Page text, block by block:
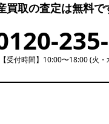
買取の査定は無料で
【受付時間】10:00〜18:00 (火